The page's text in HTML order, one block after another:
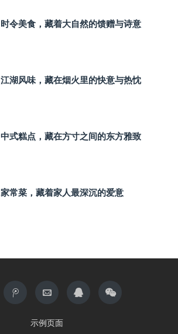
时令美食，藏着大自然的馈赠与诗意
江湖风味，藏在烟火里的快意与热忱
中式糕点，藏在方寸之间的东方雅致
家常菜，藏着家人最深沉的爱意
示例页面